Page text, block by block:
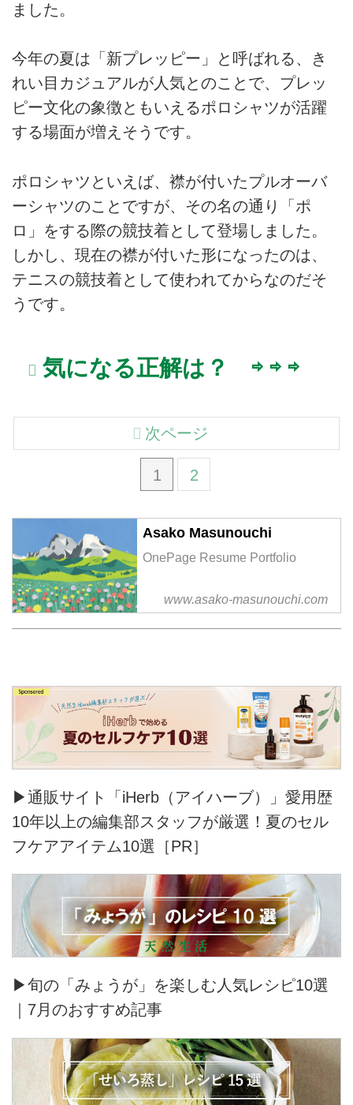
ました。
今年の夏は「新プレッピー」と呼ばれる、き
れい目カジュアルが人気とのことで、プレッ
ピー文化の象徴ともいえるポロシャツが活躍
する場面が増えそうです。
ポロシャツといえば、襟が付いたプルオーバ
ーシャツのことですが、その名の通り「ポ
ロ」をする際の競技着として登場しました。
しかし、現在の襟が付いた形になったのは、
テニスの競技着として使われてからなのだそ
うです。
気になる正解は？ ⇨ ⇨ ⇨
1 2
次ページ
Asako Masunouchi
OnePage Resume Portfolio
www.asako-masunouchi.com
▶通販サイト「iHerb（アイハーブ）」愛用歴
10年以上の編集部スタッフが厳選！夏のセル
フケアアイテム10選［PR］
▶旬の「みょうが」を楽しむ人気レシピ10選
｜7月のおすすめ記事